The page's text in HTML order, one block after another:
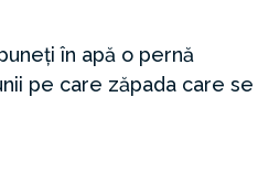
în apă o pernă
pe care zăpada care se